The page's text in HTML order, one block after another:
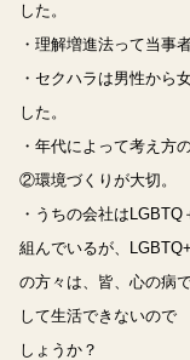
した。
・理解増進法って当事
・セクハラは男性から
した。
・年代によって考え方
②環境づくりが大切。
・うちの会社は
組んでいるが、LGBTQ+
の方々は、皆、心の病
して生活できないので
しょうか？